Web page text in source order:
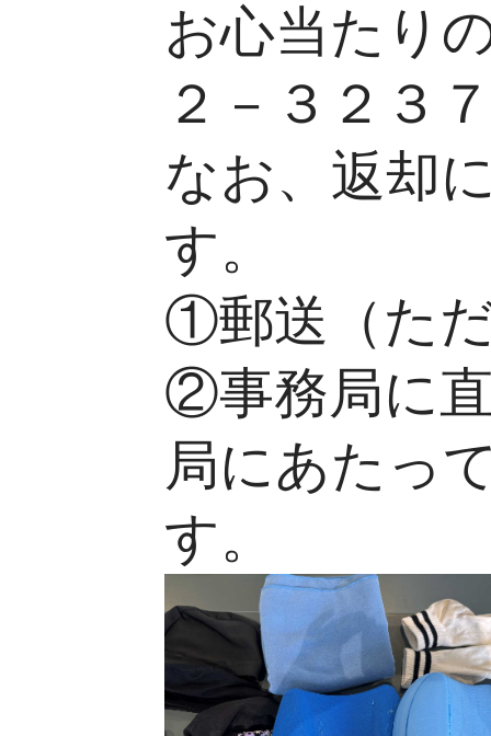
お心当たり
２－３２３
なお、返却
す。
①郵送（た
②事務局に
局にあたっ
す。